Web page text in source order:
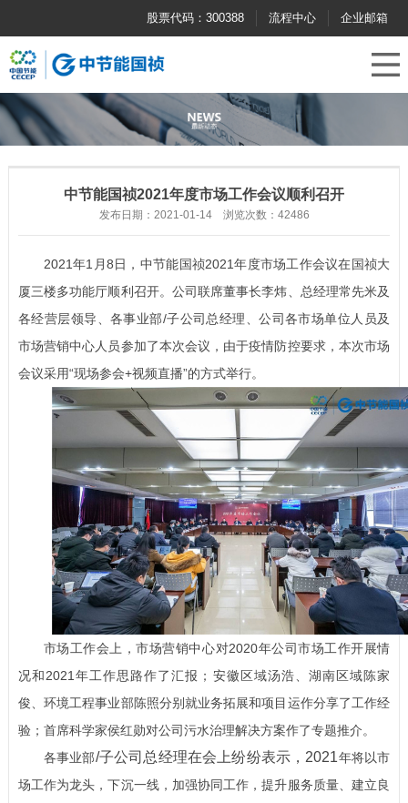
企业邮箱
流程中心
股票代码：300388
中节能国祯2021年度市场工作会议顺利召开
发布日期：2021-01-14 浏览次数：42486
2021年1月8日，中节能国祯2021年度市场工作会议在国祯大
厦三楼多功能厅顺利召开。公司联席董事长李炜、总经理常先米及
各经营层领导、各事业部/子公司总经理、公司各市场单位人员及
市场营销中心人员参加了本次会议，由于疫情防控要求，本次市场
会议采用“现场参会+视频直播”的方式举行。
市场工作会上，市场营销中心对2020年公司市场工作开展情
况和2021年工作思路作了汇报；安徽区域汤浩、湖南区域陈家
俊、环境工程事业部陈照分别就业务拓展和项目运作分享了工作经
验；首席科学家侯红勋对公司污水治理解决方案作了专题推介。
各事业部/子公司总经理在会上纷纷表示，2021年将以市
场工作为龙头，下沉一线，加强协同工作，提升服务质量、建立良